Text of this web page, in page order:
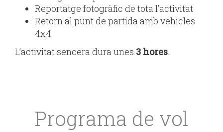
Reportatge fotogràfic de tota l’activitat
Retorn al punt de partida amb vehicles
4x4
L’activitat sencera dura unes 3 hores.
Programa de vol